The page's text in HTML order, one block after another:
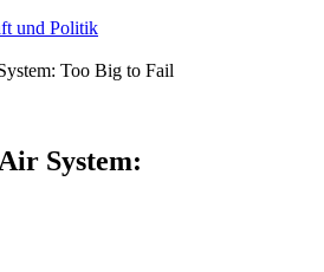
und Politik
Too Big to Fail
System: